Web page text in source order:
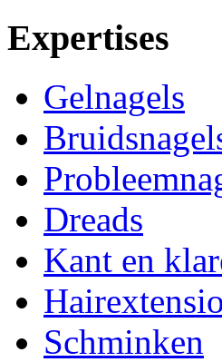
Expertises
Gelnagels
Dreads
Kant en
Schminken